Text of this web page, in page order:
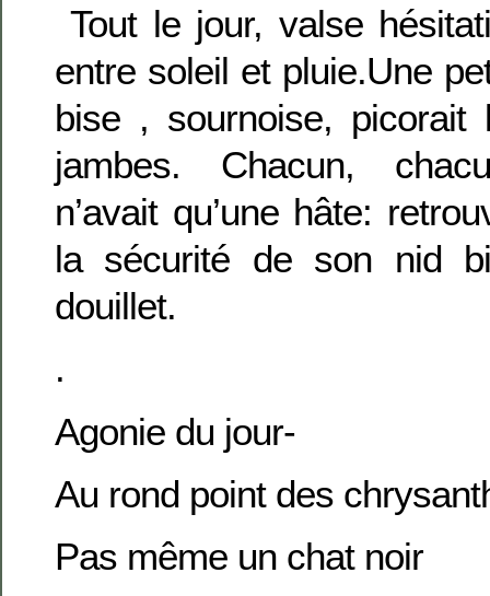
Tout le jour, valse
entre soleil et pluie.Une
bise , sournoise, picorait
jambes. Chacun,
n’avait qu’une hâte:
la sécurité de son nid
douillet.
.
Agonie du jour-
Au rond point des
Pas même un chat noir